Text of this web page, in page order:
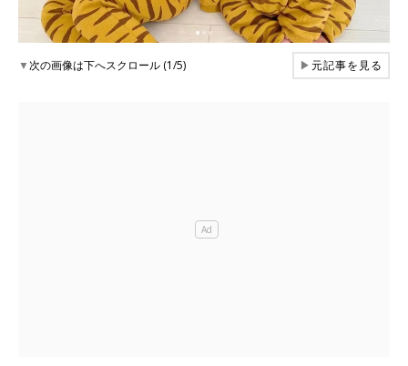
▼次の画像は下へスクロール (1/5) ▶元記事を見る